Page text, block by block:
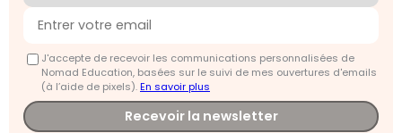
J'accepte de recevoir les communications personnalisées de
Nomad Education, basées sur le suivi de mes ouvertures d'emails
(à l’aide de pixels).En savoir plus
Recevoir la newsletter